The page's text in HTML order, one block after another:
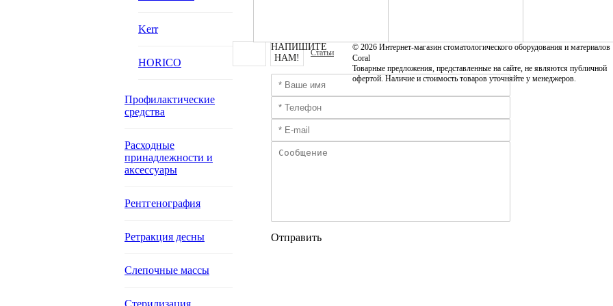
Kerr
HORICO
Профилактические
средства
Расходные
принадлежности и
аксессуары
Рентгенография
Ретракция десны
Слепочные массы
Стерилизация
НАПИШИТЕ
НАМ!
Отправить
Статьи
© 2026 Интернет-магазин стоматологического оборудования и материалов
Coral
Товарные предложения, представленные на сайте, не являются публичной
офертой. Наличие и стоимость товаров уточняйте у менеджеров.